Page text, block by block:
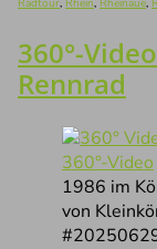
Radtour, Rhein, Rheinaue,
360°-
Rennrad
360°-Video
1986 im
von